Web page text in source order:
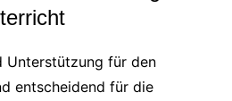
Unterstützung für den
entscheidend für die